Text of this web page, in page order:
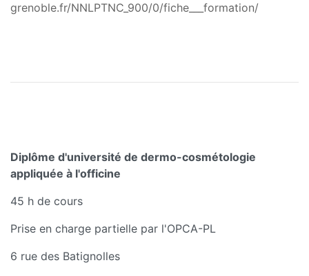
grenoble.fr/NNLPTNC_900/0/fiche___formation/
Diplôme d'université de dermo-cosmétologie
appliquée à l'officine
45 h de cours
Prise en charge partielle par l'OPCA-PL
6 rue des Batignolles